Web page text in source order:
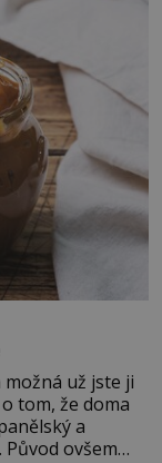
Jejich
principy
Úplně
už jste ji
tom, že doma
a
Původ ovšem